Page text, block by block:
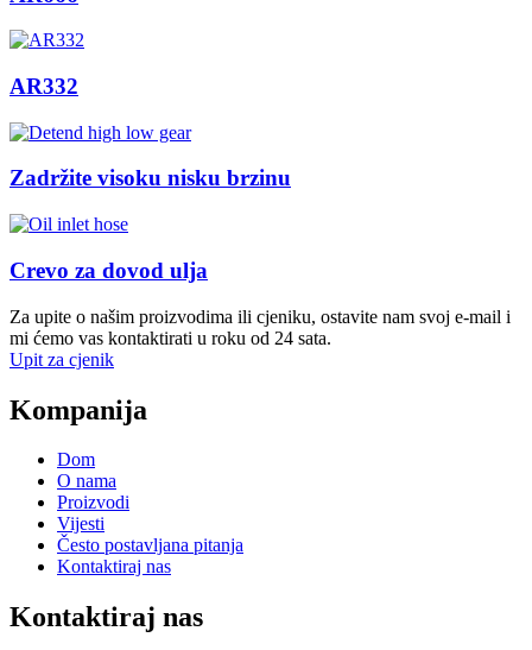
AR332
Zadržite visoku nisku brzinu
Crevo za dovod ulja
Za upite o našim proizvodima ili cjeniku, ostavite nam svoj e-mail i
mi ćemo vas kontaktirati u roku od 24 sata.
Upit za cjenik
Kompanija
Dom
O nama
Proizvodi
Vijesti
Često postavljana pitanja
Kontaktiraj nas
Kontaktiraj nas